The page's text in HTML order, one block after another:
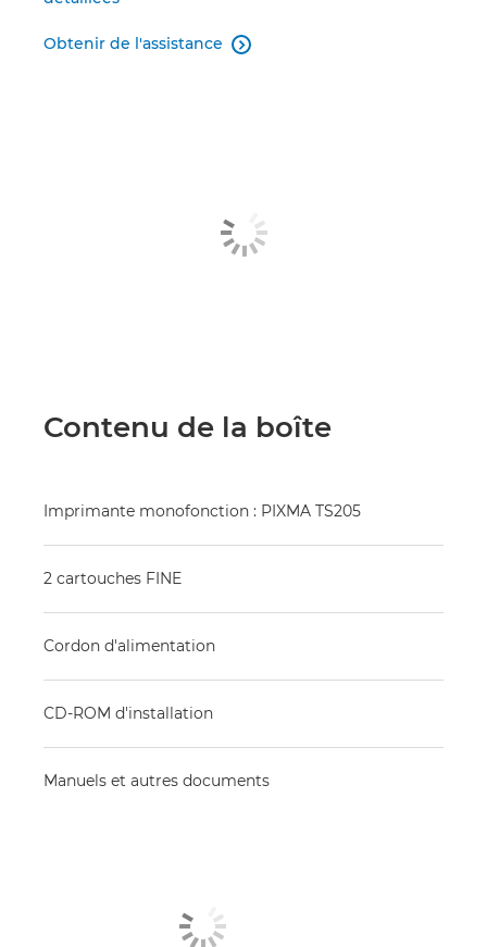
Obtenir de l'assistance 
Contenu de la boîte
Imprimante monofonction : PIXMA TS205
2 cartouches FINE
Cordon d'alimentation
CD-ROM d'installation
Manuels et autres documents